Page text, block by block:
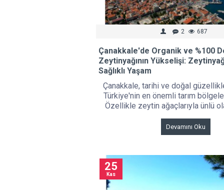
2 687
Çanakkale'de Organik ve %100
Zeytinyağının Yükselişi:
Sağlıklı Yaşam
Çanakkale, tarihi ve doğal
Türkiye'nin en önemli tarım
Özellikle zeytin ağaçlarıyla ünlü
Devamını Oku
25
Kas